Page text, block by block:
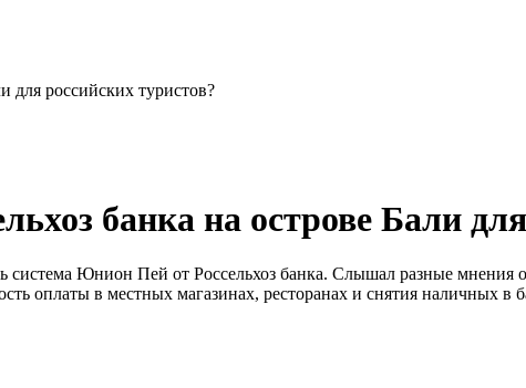
для российских туристов?
банка на острове Бали
система Юнион Пей от Россельхоз банка. Слышал разные мнения
оплаты в местных магазинах, ресторанах и снятия наличных в